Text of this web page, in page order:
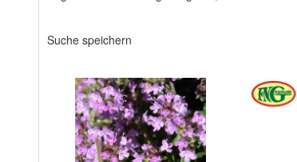
Suche speichern